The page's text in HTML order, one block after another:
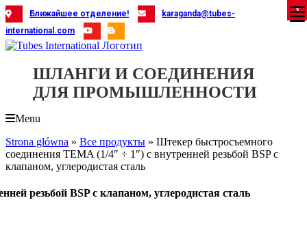
Skip
to
content
Ближайшее отделение!
karaganda@tubes-
international.com
ШЛАНГИ И СОЕДИНЕНИЯ
ДЛЯ ПРОМЫШЛЕННОСТИ
Menu
Strona główna » Все продукты » Штекер быстросъемного
соединения TEMA (1/4″ ÷ 1″) с внутренней резьбой BSP с
клапаном, углеродистая сталь
резьбой BSP с клапаном, углеродистая сталь
X
X
X
X
X
X
X
X
X
X
X
X
X
X
X
X
X
X
X